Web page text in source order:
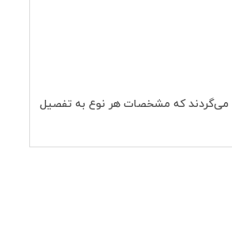
می‌گردند كه مشخصات هر نوع به تفصیل